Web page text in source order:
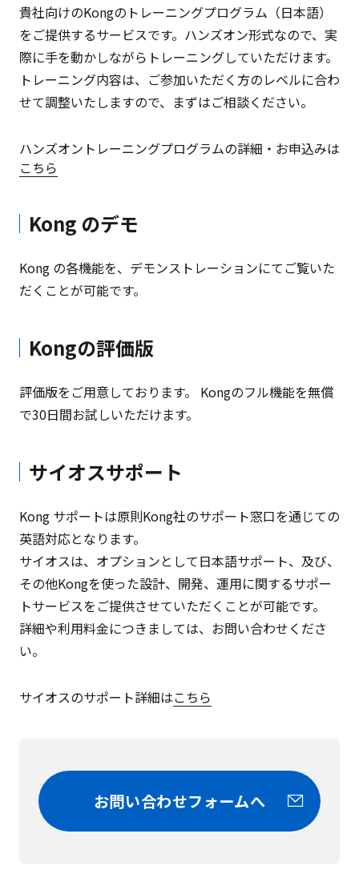
貴社向けのKongのトレーニングプログラム（日本語）
をご提供するサービスです。ハンズオン形式なので、実
際に手を動かしながらトレーニングしていただけます。
トレーニング内容は、ご参加いただく方のレベルに合わ
せて調整いたしますので、まずはご相談ください。
ハンズオントレーニングプログラムの詳細・お申込みは
こちら
Kong のデモ
Kong の各機能を、デモンストレーションにてご覧いた
だくことが可能です。
Kongの評価版
評価版をご用意しております。 Kongのフル機能を無償
で30日間お試しいただけます。
サイオスサポート
Kong サポートは原則Kong社のサポート窓口を通じての
英語対応となります。
サイオスは、オプションとして日本語サポート、及び、
その他Kongを使った設計、開発、運用に関するサポー
トサービスをご提供させていただくことが可能です。
詳細や利用料金につきましては、お問い合わせくださ
い。
サイオスのサポート詳細はこちら
お問い合わせフォームへ